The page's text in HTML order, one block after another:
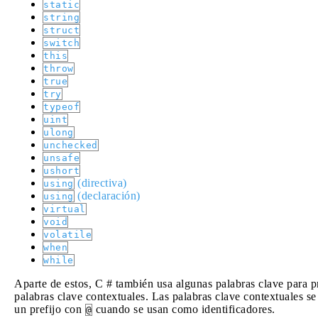
static
string
struct
switch
this
throw
true
try
typeof
uint
ulong
unchecked
unsafe
ushort
using (directiva)
using (declaración)
virtual
void
volatile
when
while
Aparte de estos, C # también usa algunas palabras clave
palabras clave contextuales. Las palabras clave contextuales
un prefijo con @ cuando se usan como identificadores.